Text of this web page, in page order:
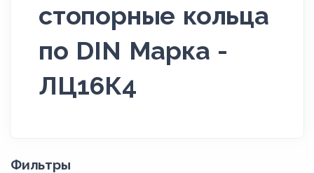
стопорные кольца
по DIN Марка -
ЛЦ16К4
Фильтры